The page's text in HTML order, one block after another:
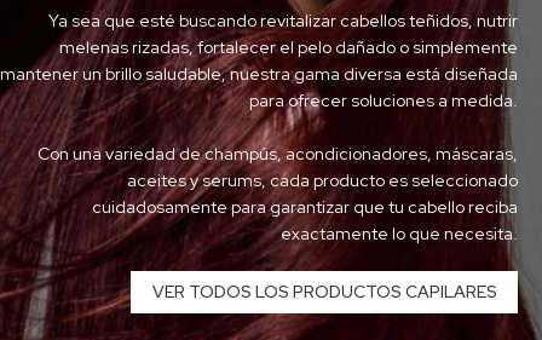
Ya sea que esté buscando revitalizar cabellos teñidos, nutrir
melenas rizadas, fortalecer el pelo dañado o simplemente
mantener un brillo saludable, nuestra gama diversa está diseñada
para ofrecer soluciones a medida.
Con una variedad de champús, acondicionadores, máscaras,
aceites y serums, cada producto es seleccionado
cuidadosamente para garantizar que tu cabello reciba
exactamente lo que necesita.
VER TODOS LOS PRODUCTOS CAPILARES